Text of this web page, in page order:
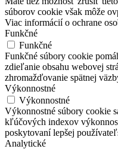
súborov cookie však môže
Viac informácií o ochrane
Funkčné
Funkčné
Funkčné súbory cookie
zdieľanie obsahu webovej
zhromažďovanie spätnej
Výkonnostné
Výkonnostné
Výkonnostné súbory cookie
kľúčových indexov
poskytovaní lepšej
Analytické